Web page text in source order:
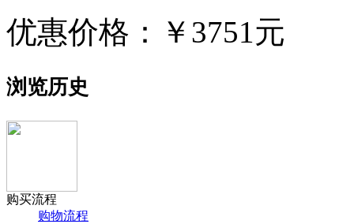
优惠价格：
￥3751元
浏览历史
购买流程
购物流程